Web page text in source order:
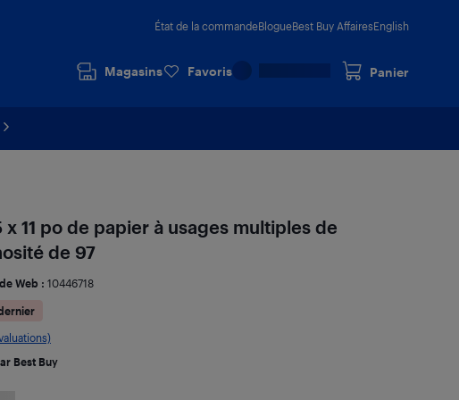
État de la commandeBlogueBest Buy AffairesEnglish
Magasins Favoris Panier
11 po de papier à usages multiples de
de 97
Web : 10446718
Best Buy